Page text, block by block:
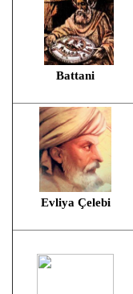
Battani
Evliya Çelebi